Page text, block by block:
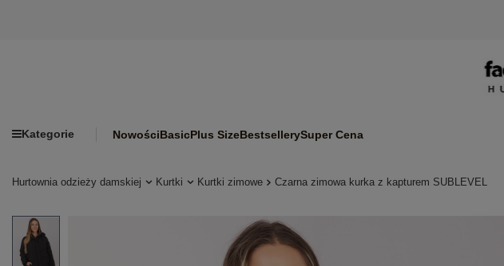
Kategorie NowościBasicPlus SizeBestsellerySuper Cena
Hurtownia odzieży damskiej Kurtki Kurtki zimowe Czarna zimowa kurka z kapturem SUBLEVEL